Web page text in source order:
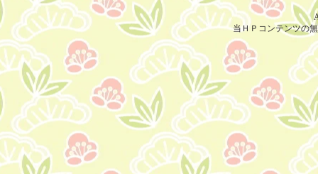
当ＨＰコンテンツの